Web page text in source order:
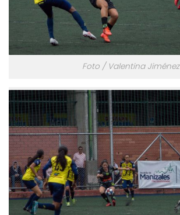
Foto / Valentina Jiménez